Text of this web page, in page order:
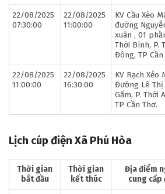
22/08/2025
07:30:00
22/08/2025
11:00:00
KV Cầu Xẽo
đường
xuân , 01
Thới Bình, P.
Đông, TP Cần
22/08/2025
11:00:00
22/08/2025
16:30:00
KV Rạch Xẻo
Đường Lê Thị
Gấm, P. Thới
TP Cần Thơ.
Lịch cúp điện Xã Phú Hòa
Thời gian
bắt đầu
Thời gian
kết thúc
Địa điểm
cung cấp